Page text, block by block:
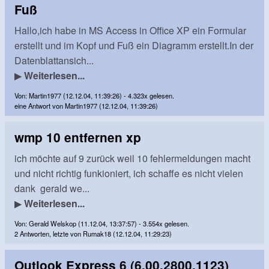
Fuß
Hallo,ich habe in MS Access in Office XP ein Formular
erstellt und im Kopf und Fuß ein Diagramm erstellt.In der
Datenblattansich...
▶Weiterlesen...
Von: Martin1977 (12.12.04, 11:39:26) - 4.323x gelesen.
eine Antwort von Martin1977 (12.12.04, 11:39:26)
wmp 10 entfernen xp
ich möchte auf 9 zurück weil 10 fehlermeldungen macht
und nicht richtig funkioniert, ich schaffe es nicht vielen
dank gerald we...
▶Weiterlesen...
Von: Gerald Welskop (11.12.04, 13:37:57) - 3.554x gelesen.
2 Antworten, letzte von Rumak18 (12.12.04, 11:29:23)
Outlook Express 6 (6.00.2800.1123)